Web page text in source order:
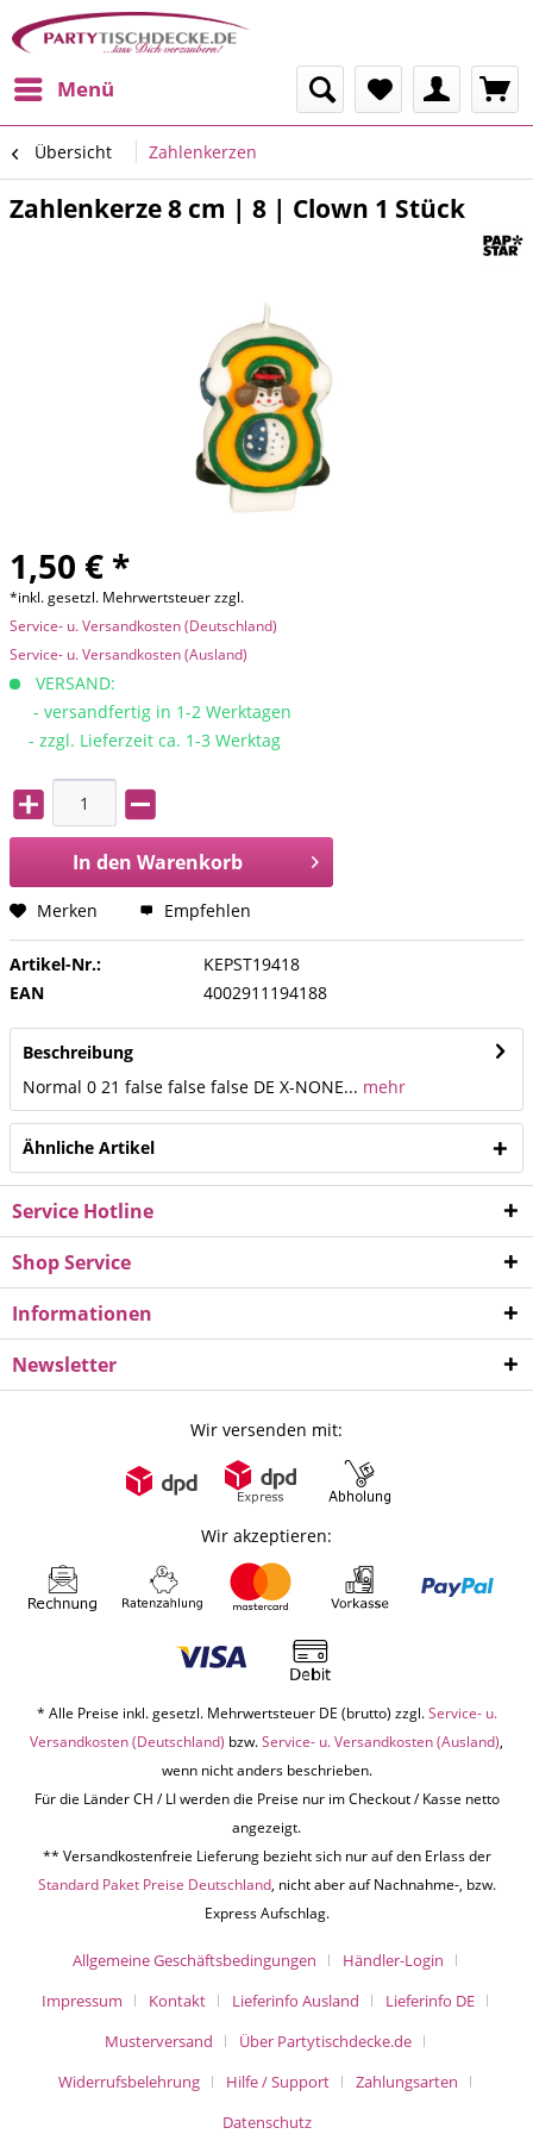
Menü
Übersicht Zahlenkerzen
Zahlenkerze 8 cm | 8 | Clown 1 Stück
1,50 € *
*inkl. gesetzl. Mehrwertsteuer zzgl.
Service- u. Versandkosten (Deutschland)
Service- u. Versandkosten (Ausland)
VERSAND:
- versandfertig in 1-2 Werktagen
- zzgl. Lieferzeit ca. 1-3 Werktag
In den Warenkorb
Merken Empfehlen
Artikel-Nr.:
KEPST19418
EAN
4002911194188
Beschreibung
Normal 0 21 false false false DE X-NONE... mehr
Ähnliche Artikel
Service Hotline
Shop Service
Informationen
Newsletter
Wir versenden mit:
Wir akzeptieren:
* Alle Preise inkl. gesetzl. Mehrwertsteuer DE (brutto) zzgl.Service- u.
Versandkosten (Deutschland) bzw.Service- u. Versandkosten (Ausland),
wenn nicht anders beschrieben.
Für die Länder CH / LI werden die Preise nur im Checkout / Kasse netto
angezeigt.
** Versandkostenfreie Lieferung bezieht sich nur auf den Erlass der
Standard Paket Preise Deutschland, nicht aber auf Nachnahme-, bzw.
Express Aufschlag.
Allgemeine Geschäftsbedingungen
Händler-Login
Impressum
Kontakt Lieferinfo Ausland
Lieferinfo DE
Musterversand
Über Partytischdecke.de
Widerrufsbelehrung
Hilfe / Support
Zahlungsarten
Datenschutz